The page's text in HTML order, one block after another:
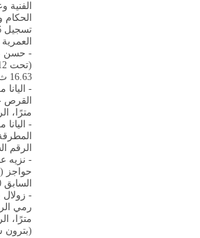
الفنية
الحكام
16.63 ث لزياد الشامي ( ليتز ران)
-
مترًا، الرقم
-
الرقم السابق 32.18 مترًا
السابق 28.60 ث لشربل الحزوري (بترون ستارز)
-
(بترون